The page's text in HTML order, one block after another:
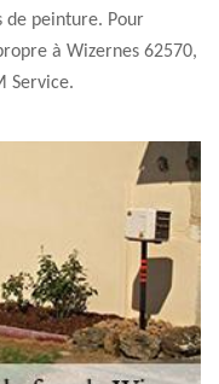
de peinture. Pour
à Wizernes 62570,
Service.